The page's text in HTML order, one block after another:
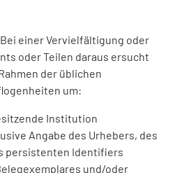
einer Vervielfältigung oder
oder Teilen daraus ersucht
der üblichen
um:
Institution
Angabe des Urhebers, des
persistenten Identifiers
und/oder